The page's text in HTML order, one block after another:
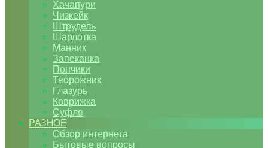
Хачапури
Чизкейк
Штрудель
Шарлотка
Манник
Запеканка
Пончики
Творожник
Глазурь
Коврижка
Суфле
РАЗНОЕ
Обзор интернета
Бытовые вопросы